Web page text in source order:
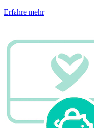
Erfahre mehr